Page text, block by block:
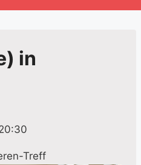
in
Treff